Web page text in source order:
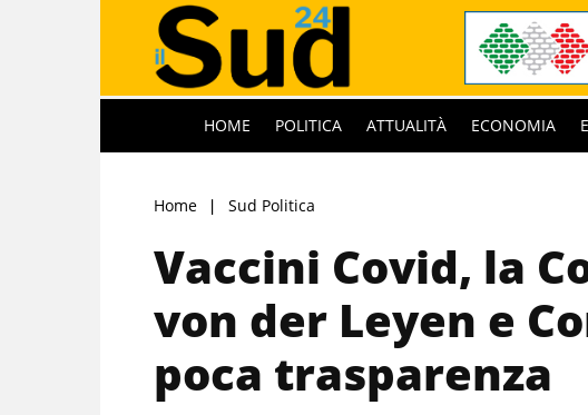
HOME POLITICA ATTUALITÀ ECONOMIA
Home Sud Politica
Vaccini Covid, la
von der Leyen e
poca trasparenza